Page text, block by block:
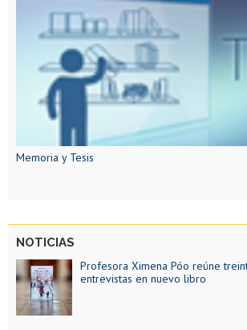
Memoria y Tesis
NOTICIAS
Profesora Ximena Póo reúne
entrevistas en nuevo libro